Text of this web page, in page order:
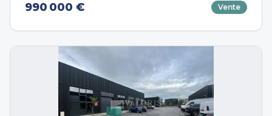
990 000 € Vente